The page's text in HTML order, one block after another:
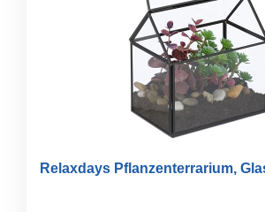
Relaxdays Pflanzenterrarium,